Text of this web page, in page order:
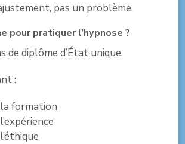
pas un problème.
pour pratiquer l’hypnose ?
de diplôme d’État unique.
:
la formation
l’expérience
l’éthique